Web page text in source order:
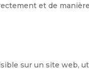
et de manière
sur un site web,